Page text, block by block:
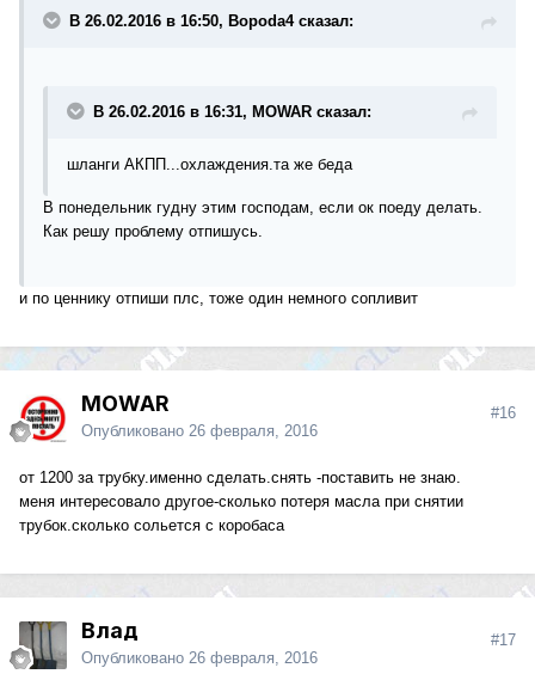
В 26.02.2016 в 16:50, Bopoda4 сказал:
В 26.02.2016 в 16:31, MOWAR сказал:
шланги АКПП...охлаждения.та же беда
В понедельник гудну этим господам, если ок поеду делать.
Как решу проблему отпишусь.
и по ценнику отпиши плс, тоже один немного сопливит
MOWAR
Опубликовано 26 февраля, 2016
#16
от 1200 за трубку.именно сделать.снять -поставить не знаю.
меня интересовало другое-сколько потеря масла при снятии
трубок.сколько сольется с коробаса
Влад
Опубликовано 26 февраля, 2016
#17